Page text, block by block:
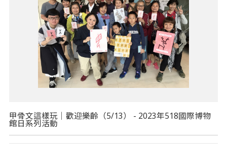
甲骨文這樣玩｜歡迎樂齡（5/13） - 2023年518國際博物
館日系列活動